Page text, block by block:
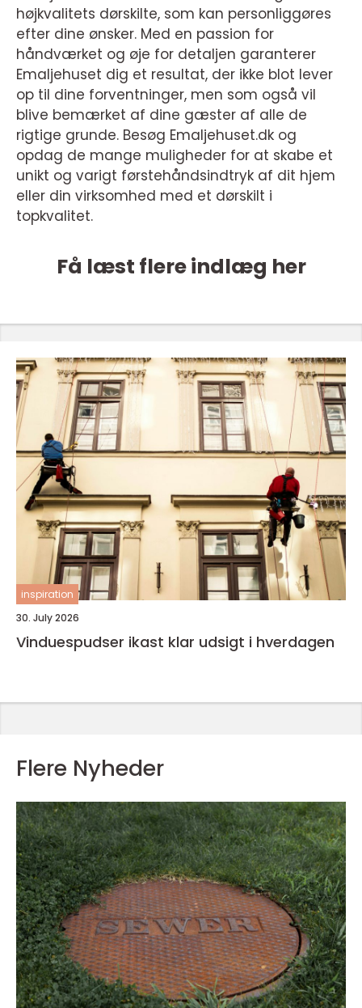
højkvalitets dørskilte, som kan personliggøres
efter dine ønsker. Med en passion for
håndværket og øje for detaljen garanterer
Emaljehuset dig et resultat, der ikke blot lever
op til dine forventninger, men som også vil
blive bemærket af dine gæster af alle de
rigtige grunde. Besøg Emaljehuset.dk og
opdag de mange muligheder for at skabe et
unikt og varigt førstehåndsindtryk af dit hjem
eller din virksomhed med et dørskilt i
topkvalitet.
Få læst flere indlæg her
inspiration
30. July 2026
Vinduespudser ikast klar udsigt i hverdagen
Flere Nyheder